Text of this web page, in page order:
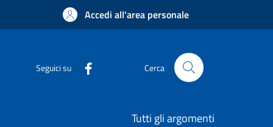
Accedi all'area personale
Seguici su Cerca
Tutti gli argomenti